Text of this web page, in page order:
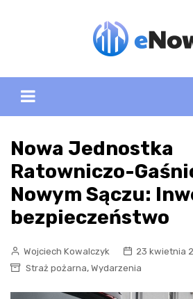
Nowa Jednostka
Ratowniczo-
Nowym Sączu:
bezpieczeństwo
Wojciech Kowalczyk
23 kwietnia
Straż pożarna, Wydarzenia